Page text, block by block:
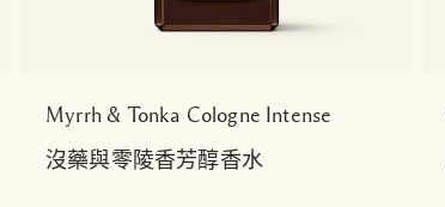
Myrrh & Tonka Cologne Intense
沒藥與零陵香芳醇香水